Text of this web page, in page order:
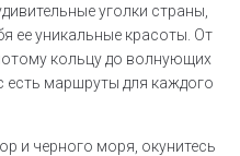
уголки страны,
ее уникальные красоты. От
кольцу до волнующих
есть маршруты для каждого
и черного моря, окунитесь